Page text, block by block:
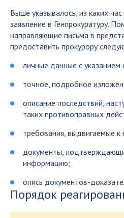
Выше указывалось, из каких
заявление в Генпрокуратуру.
направляющие письма в
предоставить прокурору
личные данные с указанием
точное, подробное
описание последствий,
таких противоправных
требования, выдвигаемые
документы,
информацию;
опись документов-
Порядок